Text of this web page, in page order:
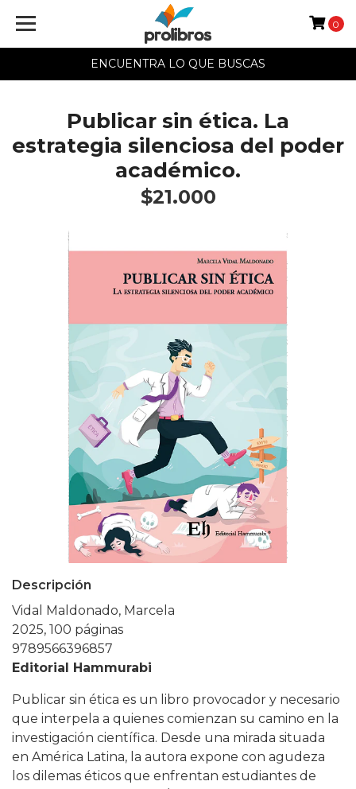
ENCUENTRA LO QUE BUSCAS
0
Publicar sin ética. La
estrategia silenciosa del poder
académico.
$21.000
Descripción
Vidal Maldonado, Marcela
2025, 100 páginas
9789566396857
Editorial Hammurabi
Publicar sin ética es un libro provocador y necesario
que interpela a quienes comienzan su camino en la
investigación científica. Desde una mirada situada
en América Latina, la autora expone con agudeza
los dilemas éticos que enfrentan estudiantes de